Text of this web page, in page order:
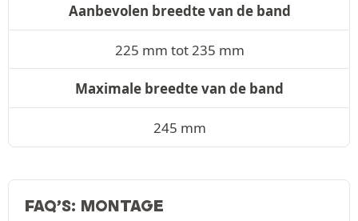
Aanbevolen breedte van de band
225 mm tot 235 mm
Maximale breedte van de band
245 mm
FAQ’S: MONTAGE